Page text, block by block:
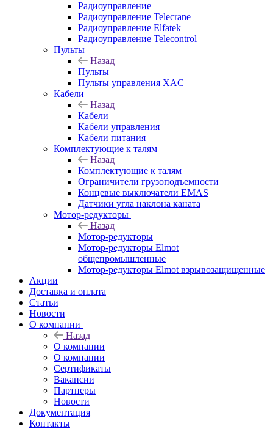
Радиоуправление
Радиоуправление Telecrane
Радиоуправление Elfatek
Радиоуправление Telecontrol
Пульты
Назад
Пульты
Пульты управления XAC
Кабели
Назад
Кабели
Кабели управления
Кабели питания
Комплектующие к талям
Назад
Комплектующие к талям
Ограничители грузоподъемности
Концевые выключатели EMAS
Датчики угла наклона каната
Мотор-редукторы
Назад
Мотор-редукторы
Мотор-редукторы Elmot
общепромышленные
Мотор-редукторы Elmot взрывозащищенные
Акции
Доставка и оплата
Статьи
Новости
О компании
Назад
О компании
О компании
Сертификаты
Вакансии
Партнеры
Новости
Документация
Контакты